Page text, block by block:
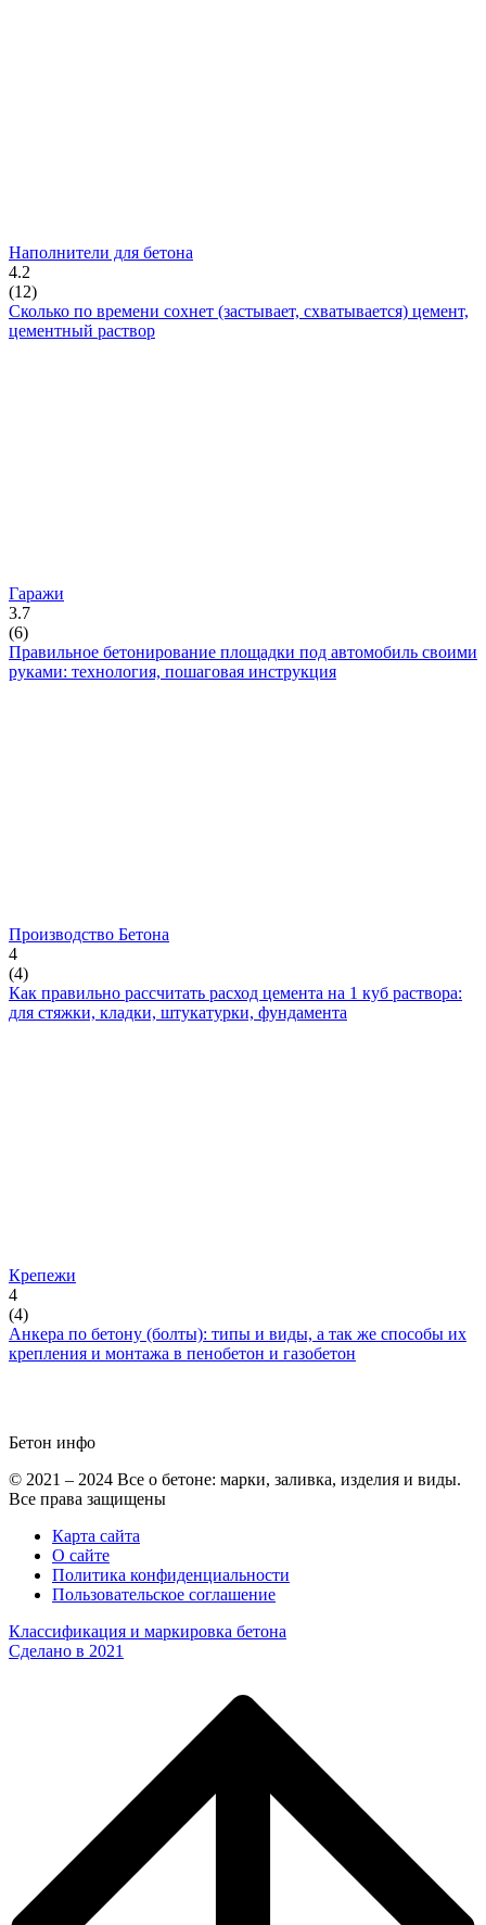
Наполнители для бетона
4.2
(12)
Сколько по времени сохнет (застывает, схватывается) цемент,
цементный раствор
Гаражи
3.7
(6)
Правильное бетонирование площадки под автомобиль своими
руками: технология, пошаговая инструкция
Производство Бетона
4
(4)
Как правильно рассчитать расход цемента на 1 куб раствора:
для стяжки, кладки, штукатурки, фундамента
Крепежи
4
(4)
Анкера по бетону (болты): типы и виды, а так же способы их
крепления и монтажа в пенобетон и газобетон
Бетон инфо
© 2021 – 2024 Все о бетоне: марки, заливка, изделия и виды.
Все права защищены
Карта сайта
О сайте
Политика конфиденциальности
Пользовательское соглашение
Классификация и маркировка бетона
Сделано в 2021